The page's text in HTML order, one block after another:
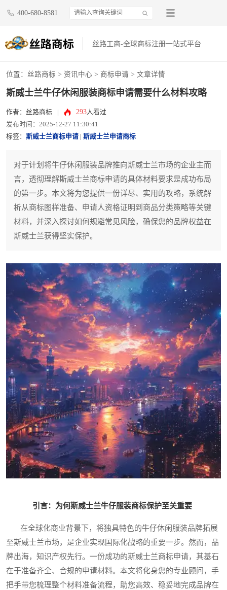
400-680-8581
丝路工商-全球商标注册一站式平台
位置： 丝路商标 > 资讯中心 > 商标申请 > 文章详情
斯威士兰牛仔休闲服装商标申请需要什么材料攻略
作者：丝路商标 293人看过
发布时间：2025-12-27 11:30:41
标签： 斯威士兰商标申请 斯威士兰申请商标
对于计划将牛仔休闲服装品牌推向斯威士兰市场的企业主而
言，透彻理解斯威士兰商标申请的具体材料要求是成功布局
的第一步。本文将为您提供一份详尽、实用的攻略，系统解
析从商标图样准备、申请人资格证明到商品分类策略等关键
材料，并深入探讨如何规避常见风险，确保您的品牌权益在
斯威士兰获得坚实保护。
引言：为何斯威士兰牛仔服装商标保护至关重要
在全球化商业背景下，将独具特色的牛仔休闲服装品牌拓展
至斯威士兰市场，是企业实现国际化战略的重要一步。然而，品
牌出海，知识产权先行。一份成功的斯威士兰商标申请，其基石
在于准备齐全、合规的申请材料。本文将化身您的专业顾问，手
把手带您梳理整个材料准备流程，助您高效、稳妥地完成品牌在